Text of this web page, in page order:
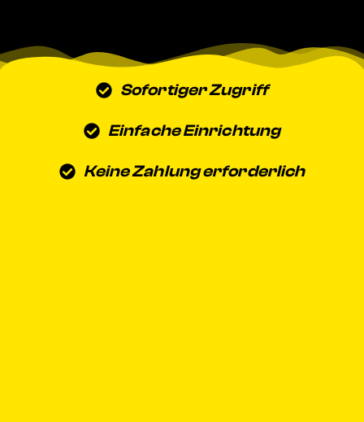
Sofortiger Zugriff
Einfache Einrichtung
Keine Zahlung erforderlich